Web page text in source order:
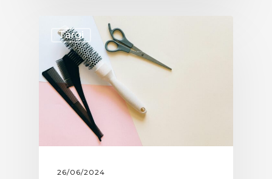
Targi
26/06/2024